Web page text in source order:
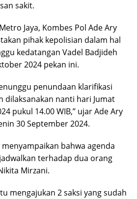
sakit.
Jaya, Kombes Pol Ade Ary
pihak kepolisian dalam hal
kedatangan Vadel Badjideh
2024 pekan ini.
penundaan klarifikasi
dilaksanakan nanti hari Jumat
pukul 14.00 WIB,” ujar Ade Ary
30 September 2024.
bahwa agenda
terhadap dua orang
Mirzani.
mengajukan 2 saksi yang sudah